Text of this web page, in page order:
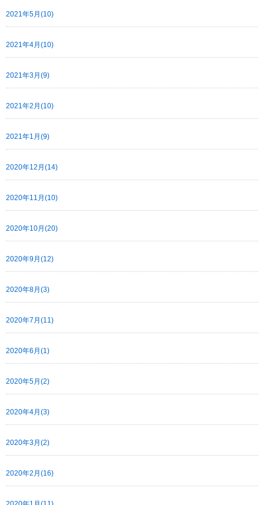
2021年5月(10)
2021年4月(10)
2021年3月(9)
2021年2月(10)
2021年1月(9)
2020年12月(14)
2020年11月(10)
2020年10月(20)
2020年9月(12)
2020年8月(3)
2020年7月(11)
2020年6月(1)
2020年5月(2)
2020年4月(3)
2020年3月(2)
2020年2月(16)